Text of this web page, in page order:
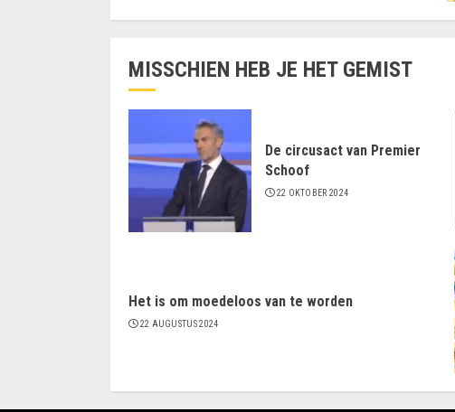
MISSCHIEN HEB JE HET GEMIST
De circusact van Premier
Schoof
22 OKTOBER 2024
Het is om moedeloos van te worden
22 AUGUSTUS 2024